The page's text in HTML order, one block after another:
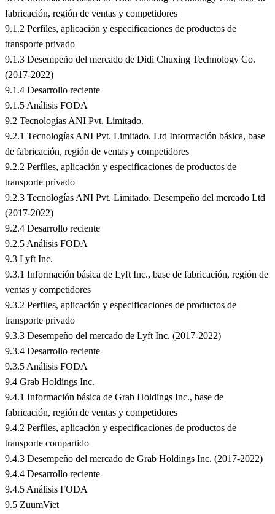
fabricación, región de ventas y competidores
9.1.2 Perfiles, aplicación y especificaciones de productos de
transporte privado
9.1.3 Desempeño del mercado de Didi Chuxing Technology Co.
(2017-2022)
9.1.4 Desarrollo reciente
9.1.5 Análisis FODA
9.2 Tecnologías ANI Pvt. Limitado.
9.2.1 Tecnologías ANI Pvt. Limitado. Ltd Información básica, base
de fabricación, región de ventas y competidores
9.2.2 Perfiles, aplicación y especificaciones de productos de
transporte privado
9.2.3 Tecnologías ANI Pvt. Limitado. Desempeño del mercado Ltd
(2017-2022)
9.2.4 Desarrollo reciente
9.2.5 Análisis FODA
9.3 Lyft Inc.
9.3.1 Información básica de Lyft Inc., base de fabricación, región de
ventas y competidores
9.3.2 Perfiles, aplicación y especificaciones de productos de
transporte privado
9.3.3 Desempeño del mercado de Lyft Inc. (2017-2022)
9.3.4 Desarrollo reciente
9.3.5 Análisis FODA
9.4 Grab Holdings Inc.
9.4.1 Información básica de Grab Holdings Inc., base de
fabricación, región de ventas y competidores
9.4.2 Perfiles, aplicación y especificaciones de productos de
transporte compartido
9.4.3 Desempeño del mercado de Grab Holdings Inc. (2017-2022)
9.4.4 Desarrollo reciente
9.4.5 Análisis FODA
9.5 ZuumViet